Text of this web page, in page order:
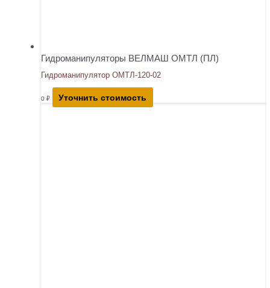
Гидроманипуляторы ВЕЛМАШ ОМТЛ (ПЛ)
Гидроманипулятор ОМТЛ-120-02
0 ₽ Уточнить стоимость